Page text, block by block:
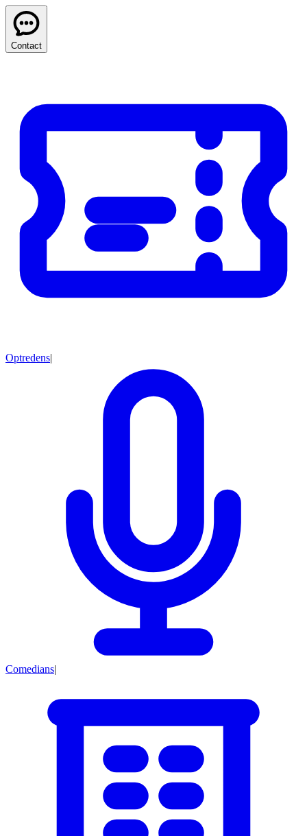
Contact
Optredens|
Comedians|